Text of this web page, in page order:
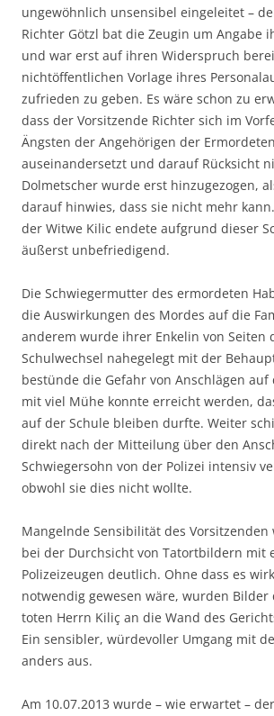
ungewöhnlich unsensibel eingeleitet –
Richter Götzl bat die Zeugin um Angabe
und war erst auf ihren Widerspruch
nichtöffentlichen Vorlage ihres
zufrieden zu geben. Es wäre schon zu
dass der Vorsitzende Richter sich im
Ängsten der Angehörigen der Ermordeten
auseinandersetzt und darauf Rücksicht
Dolmetscher wurde erst hinzugezogen,
darauf hinwies, dass sie nicht mehr
der Witwe Kilic endete aufgrund dieser
äußerst unbefriedigend.
Die Schwiegermutter des ermordeten
die Auswirkungen des Mordes auf die
anderem wurde ihrer Enkelin von Seiten
Schulwechsel nahegelegt mit der
bestünde die Gefahr von Anschlägen auf
mit viel Mühe konnte erreicht werden,
auf der Schule bleiben durfte. Weiter
direkt nach der Mitteilung über den
Schwiegersohn von der Polizei intensiv
obwohl sie dies nicht wollte.
Mangelnde Sensibilität des
bei der Durchsicht von Tatortbildern mit
Polizeizeugen deutlich. Ohne dass es
notwendig gewesen wäre, wurden Bilder
toten Herrn Kiliç an die Wand des
Ein sensibler, würdevoller Umgang mit
anders aus.
Am 10.07.2013 wurde – wie erwartet –